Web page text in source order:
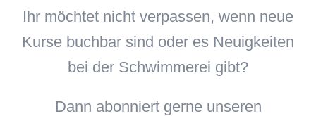
Ihr möchtet nicht verpassen, wenn neue
Kurse buchbar sind oder es Neuigkeiten
bei der Schwimmerei gibt?
Dann abonniert gerne unseren